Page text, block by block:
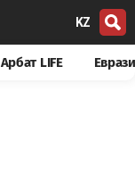
KZ
Арбат LIFE